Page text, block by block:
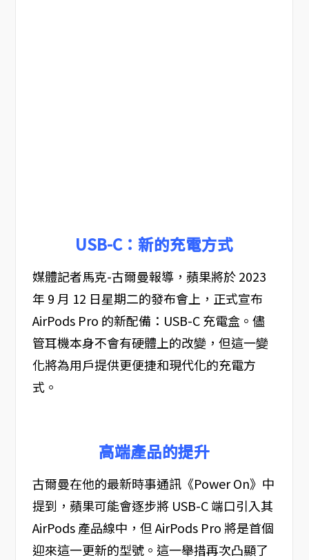
USB-C：新的充電方式
媒體記者馬克-古爾曼報導，蘋果將於 2023
年 9 月 12 日星期二的發布會上，正式宣布
AirPods Pro 的新配備：USB-C 充電盒。儘
管耳機本身不會有硬體上的改變，但這一變
化將為用戶提供更便捷和現代化的充電方
式。
高端產品的提升
古爾曼在他的最新時事通訊《Power On》中
提到，蘋果可能會逐步將 USB-C 端口引入其
AirPods 產品線中，但 AirPods Pro 將是首個
迎來這一更新的型號。這一舉措再次凸顯了